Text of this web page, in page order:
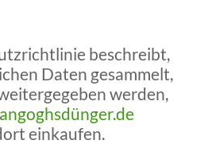
beschreibt,
Daten gesammelt,
werden,
einkaufen.